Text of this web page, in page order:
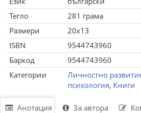
Тегло
281 грама
Размери
20x13
ISBN
9544743960
Баркод
9544743960
Категории
Личностно
психология, Книги
Анотация За автора